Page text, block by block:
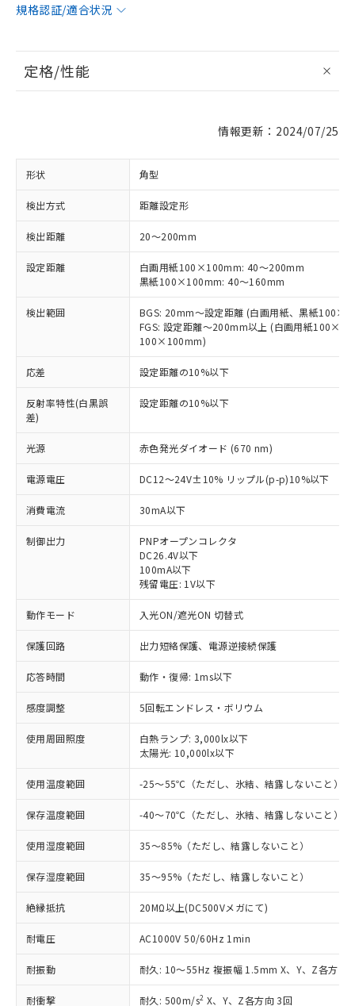
規格認証/適合状況
定格/性能
情報更新：2024/07/25
形状 角型
検出方式 距離設定形
検出距離 20～200mm
設定距離
白画用紙100×100mm: 40～200mm
黒紙100×100mm: 40～160mm
検出範囲
BGS: 20mm～設定距離 (白画用紙、黒紙
FGS: 設定距離～200mm以上 (白画用紙
100×100mm)
応差 設定距離の10%以下
反射率特性(白黒誤
差)
設定距離の10%以下
光源 赤色発光ダイオード (670 nm)
電源電圧 DC12～24V±10% リップル(p-p)10%以下
消費電流 30mA以下
制御出力
PNPオープンコレクタ
DC26.4V以下
100mA以下
残留電圧: 1V以下
動作モード 入光ON/遮光ON 切替式
保護回路 出力短絡保護、電源逆接続保護
応答時間 動作・復帰: 1ms以下
感度調整 5回転エンドレス・ボリウム
使用周囲照度
白熱ランプ: 3,000lx以下
太陽光: 10,000lx以下
使用温度範囲 -25～55℃（ただし、氷結、結露しないこと）
保存温度範囲 -40～70℃（ただし、氷結、結露しないこと）
使用湿度範囲 35～85%（ただし、結露しないこと）
保存湿度範囲 35～95%（ただし、結露しないこと）
絶縁抵抗 20MΩ以上(DC500Vメガにて)
耐電圧 AC1000V 50/60Hz 1min
耐振動 耐久: 10～55Hz 複振幅 1.5mm X、Y、Z各方向
耐衝撃 耐久: 500m/s2 X、Y、Z各方向 3回
ご利用条件
以下の条件をお読みいただき、同意のうえ
ご利用ください。
本サービスは、当社制御機器事業取扱
商品の当社在庫状況および標準価格
(税抜)を提供させていただくもので
当社制御機器事業取扱商品の中には、
ことをご了承ください。
在庫状況および標準価格照会結果は、
記載している更新日時点での社内デー
タに基づき作成されるものであり、閲
覧された時点での実際の在庫および標
準価格とは異なる場合があることをご
※1 対応状況
対応済み：EU RoHS指令（10物質）の
非含有に対応した製品が提供可能な商品で
対応予定：EU RoHS指令（10物質）の非含
有に対応した製品に切り替える予定のある
商品です。
対応予定なし：EU RoHS指令（10物質）の
非含有に非対応の商品で、対応品を出す予
定はありません。
調査・確認中：EU RoHS指令（10物質）の
非含有の対応状況を調査中または確認中の
商品です。
非該当品：ライセンス料など無形物で、有
害物質有無と関係のない商品です。
仕入先様の事情により、非含有部品として
いたものが、含有品と判明した場合などや
むを得ず変更することがあります。
*EU RoHS指令（10物質）：
鉛(Pb) 1000ppm以下、 水銀(Hg) 1000ppm以下、 カド
六価クロム(Cr(Ⅵ)) 1000ppm以下、ポリ臭化ビフェニル
※1 中国RoHS○×表
「○」：最大均質材料含有率が中国RoHSの
基準値以下であることを示します。
「×」：最大均質材料含有率が中国RoHSの
基準値を超えていることを示します。
「－」：未確認です。当社販売部門へお問
い合わせください。
*中国RoHS10物質の基準値 (GB/T26572)：
Pb(鉛) :1000ppm、 Hg(水銀) : 1000ppm、 Cd(カドミウ
当社は、これら貴社製品のうち、外国
為替および外国貿易法に定める商品
（以下｢規制貨物等」という）を輸出
国政府の輸出許可(または役務取引許
可)を取得するなどの必要な手続きを